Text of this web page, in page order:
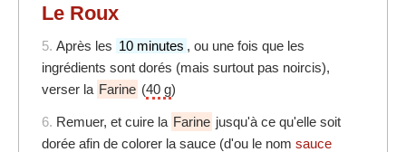
Le Roux
5. Après les 10 minutes , ou une fois que les
ingrédients sont dorés (mais surtout pas noircis),
verser la Farine (40 g)
6. Remuer, et cuire la Farine jusqu'à ce qu'elle soit
dorée afin de colorer la sauce (d'ou le nom sauce